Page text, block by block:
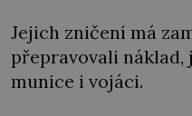
Jejich zničení má
přepravovali náklad,
munice i vojáci.